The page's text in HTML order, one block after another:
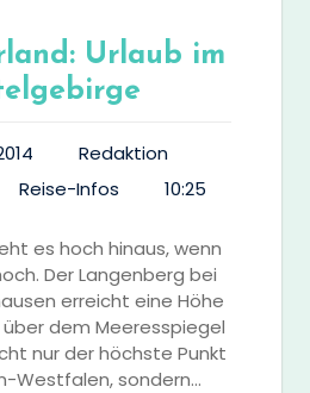
Urlaub im
Redaktion
Reise-Infos 10:25
es hoch hinaus, wenn
Der Langenberg bei
erreicht eine Höhe
dem Meeresspiegel
nur der höchste Punkt
Westfalen, sondern…